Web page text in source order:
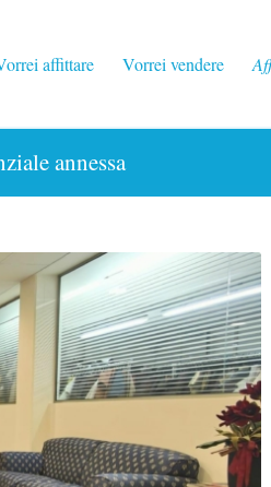
affittare Vorrei vendere
annessa